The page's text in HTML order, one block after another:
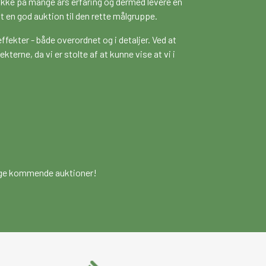
god auktion til den rette målgruppe.
- både overordnet og i detaljer. Ved at
da vi er stolte af at kunne vise at vi i
kommende auktioner!